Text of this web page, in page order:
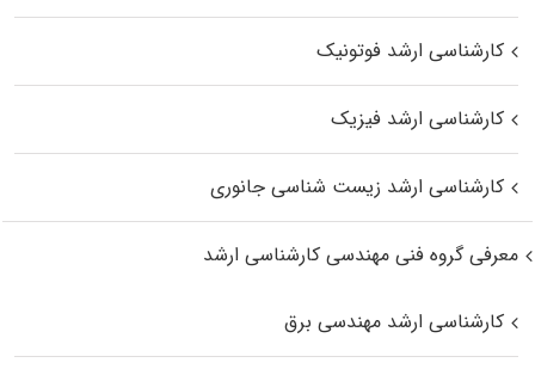
کارشناسی ارشد فوتونیک
کارشناسی ارشد فیزیک
کارشناسی ارشد زیست‌ شناسی جانوری
معرفی گروه فنی مهندسی کارشناسی ارشد
کارشناسی ارشد مهندسی برق